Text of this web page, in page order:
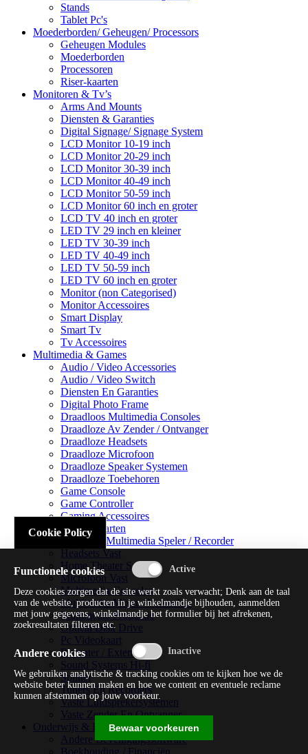
Stands
Tablet Pc's
Moederborden/ Geheugen/ Processors
Geheugen Modules
Moederborden
Processoren
Riser-kaarten
Monitoren & Tv’s
Arms And Mounts
Diensten & Garanties
Digital Signage/ Signage System
LCD Monitor 10-19 inch
LCD Monitor 20-29 inch
LCD Monitor 30-39 inch
LCD Monitor 40-49 inch
LCD Monitor 50-59 inch
LCD Monitor 60 inch en groter
LCD TV 40 inch en groter
LED TV 29 inch en kleiner
LED TV 30-39 inch
LED TV 40-49 inch
LED TV 50-59 inch
LED TV 60 inch en groter
Monitor (non Categorised)
Monitor Accessoires
Smart Display
Smart Tv
Tv Accessoires
Multimedia & Games
Audio / Video Accessories
Audio / Video Switch
Diensten En Garanties
Digital Photo Frame
Draadloos Multimedia Consoles
Draadloze Av Zender / Ontvanger
Draadloze Headsets
Draadloze Microfoon
Draadloze Speaker Systemen
Draadloze Toebehoren
Game Console
Game Controller
Gaming Accessoires
Geluidskaarten
Handheld Multimedia Speler / Recorder
Headsets Vast
Home Theater Systems
Microfoon Vast
Multimedia Consoles
Multimedia Mixer / Versterker
Multimedia Productie
Optical Disk Drive
Pc Videokaart
Repeater / Extender
Sound Systems Hi-fi
Splitter
Tuners En Recorders
Vaste Luidsprekersystemen
Vaste Zender En Ontvanger
Onderwijs & Recreatie
Andere Beveiligingssoftware
Cookie Policy
Functionele cookies
Deze cookies zorgen dat de site werkt zoals verwacht; Denk aan de taal
van de website, producten in je winkelmandje bijhouden, aanmelden
met jouw gegevens, winkelmandje het formulier bij het afrekenen,
zoekresultaten filteren etc.
Andere cookies
We gebruiken analytische & tracking cookies om te kijken hoe we de
website beter kunnen maken en hoe we content en eventuele reclame
kunnen afstemmen op jouw voorkeur.
Bewaar voorkeuren